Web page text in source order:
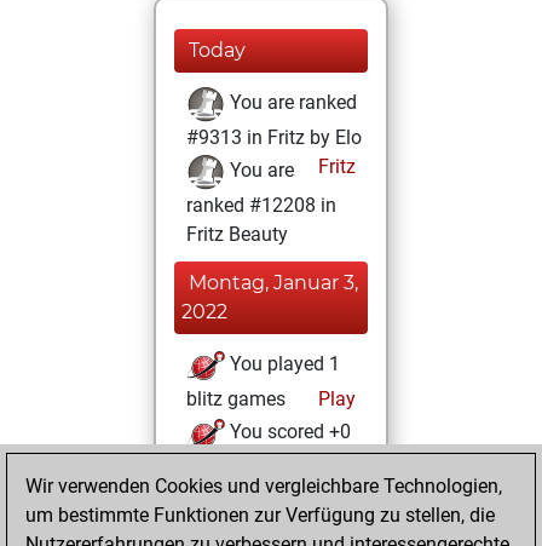
Today
You are ranked
#9313 in Fritz by Elo
Fritz
You are
ranked #12208 in
Fritz Beauty
Montag, Januar 3,
2022
You played 1
blitz games
Play
You scored +0
Sonntag,
Wir verwenden Cookies und vergleichbare Technologien,
um bestimmte Funktionen zur Verfügung zu stellen, die